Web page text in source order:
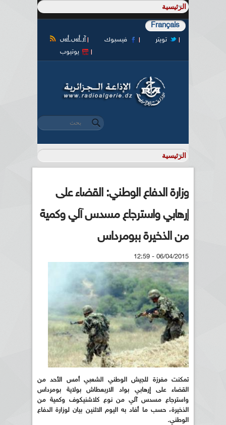
Français
آر أس أس فيسبوك
تويتر
يوتيوب
استمارة البحث
‏بحث ‏
وزارة الدفاع الوطني: القضاء على
إرهابي واسترجاع مسدس آلي وكمية
من الذخيرة ببومرداس
06/04/2015 - 12:59
تمكنت مفرزة للجيش الوطني الشعبي أمس الأحد من
القضاء على إرهابي بواد الاربعطاش بولاية بومرداس
واسترجاع مسدس آلي من نوع كلاشنيكوف وكمية من
الذخيرة، حسب ما أفاد به اليوم الاثنين بيان لوزارة الدفاع
الوطني.